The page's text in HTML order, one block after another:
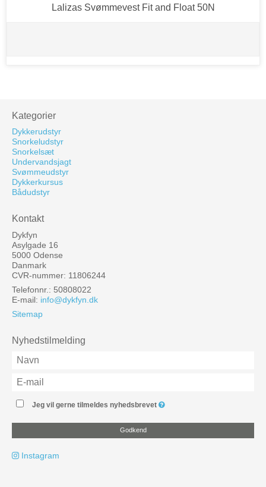
Lalizas Svømmevest Fit and Float 50N
Kategorier
Dykkerudstyr
Snorkeludstyr
Snorkelsæt
Undervandsjagt
Svømmeudstyr
Dykkerkursus
Bådudstyr
Kontakt
Dykfyn
Asylgade 16
5000 Odense
Danmark
CVR-nummer: 11806244
Telefonnr.: 50808022
E-mail: info@dykfyn.dk
Sitemap
Nyhedstilmelding
Jeg vil gerne tilmeldes nyhedsbrevet
Godkend
Instagram